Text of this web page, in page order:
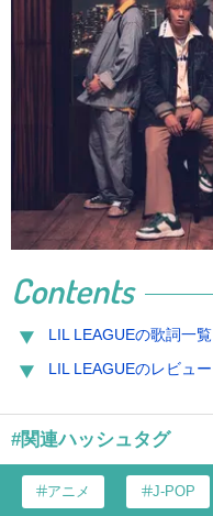
Contents
LIL LEAGUEの歌詞一覧
LIL LEAGUEのレビュー
#関連ハッシュタグ
アニメ J-POP